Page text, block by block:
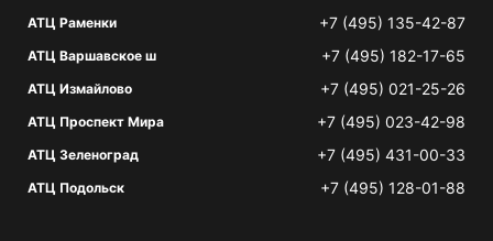
АТЦ Раменки +7 (495) 135-42-87
АТЦ Варшавское ш +7 (495) 182-17-65
АТЦ Измайлово +7 (495) 021-25-26
АТЦ Проспект Мира +7 (495) 023-42-98
АТЦ Зеленоград +7 (495) 431-00-33
АТЦ Подольск +7 (495) 128-01-88